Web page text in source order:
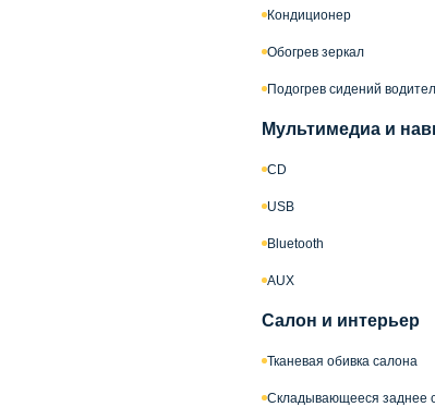
Кондиционер
Обогрев зеркал
Подогрев сидений
Мультимедиа и
CD
USB
Bluetooth
AUX
Салон и интерьер
Тканевая обивка салона
Складывающееся заднее